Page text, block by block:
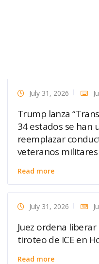
July 31, 2026
Trump lanza
34 estados se han
reemplazar
veteranos militares
Read more
July 31, 2026
Juez ordena
tiroteo de ICE en
Read more